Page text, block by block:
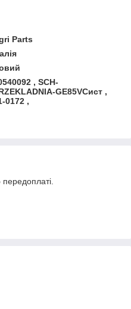
Parts
, SCH-
GE85VСист ,
0172 ,
передоплаті.